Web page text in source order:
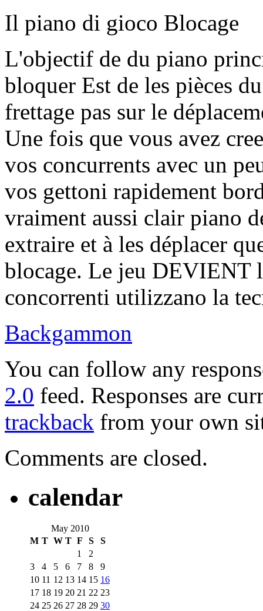
Il piano di gioco Blocage
L'objectif de du piano
bloquer Est de les pièces
frettage pas sur le
Une fois que vous avez
vos concurrents avec un
vos gettoni rapidement
vraiment aussi clair piano
extraire et à les déplacer
blocage. Le jeu DEVIENT
concorrenti utilizzano la
Backgammon
You can follow any
2.0 feed. Responses are
trackback from your own
Comments are closed.
calendar
May 2010
M T W T F S S
1
2
3
4 5 6 7 8
9
10 11 12 13 14 15 16
17 18 19 20 21 22 23
24 25 26 27 28 29 30